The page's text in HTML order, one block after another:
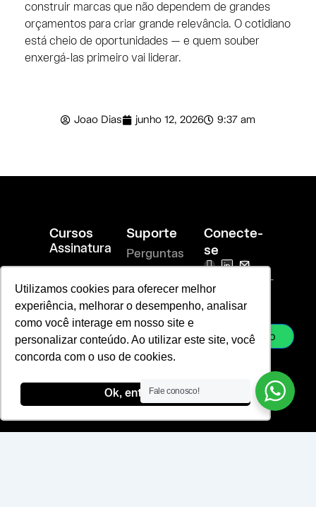
Utilizamos cookies para oferecer melhor
experiência, melhorar o desempenho, analisar
como você interage em nosso site e
personalizar conteúdo. Ao utilizar este site, você
concorda com o uso de cookies.
Ok, entendi!
construir marcas que não dependem de grandes
orçamentos para criar grande relevância. O cotidiano
está cheio de oportunidades — e quem souber
enxergá-las primeiro vai liderar.
Joao Dias junho 12, 2026 9:37 am
Cursos
Assinatura
Aplicado
Chief
Branding
Officer
Suporte
Perguntas
Política de
privacidade
Termos de
Conecte-
se
I
s
a
a
T
i
e
R
a
-
vendas@laje-
ac.com.br
sac@laje-
Whatsapp
Fale conosco!